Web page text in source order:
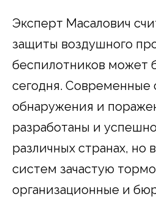
Эксперт Масалович
защиты воздушного
беспилотников может
сегодня. Современные
обнаружения и
разработаны и
различных странах, но
систем зачастую
организационные и